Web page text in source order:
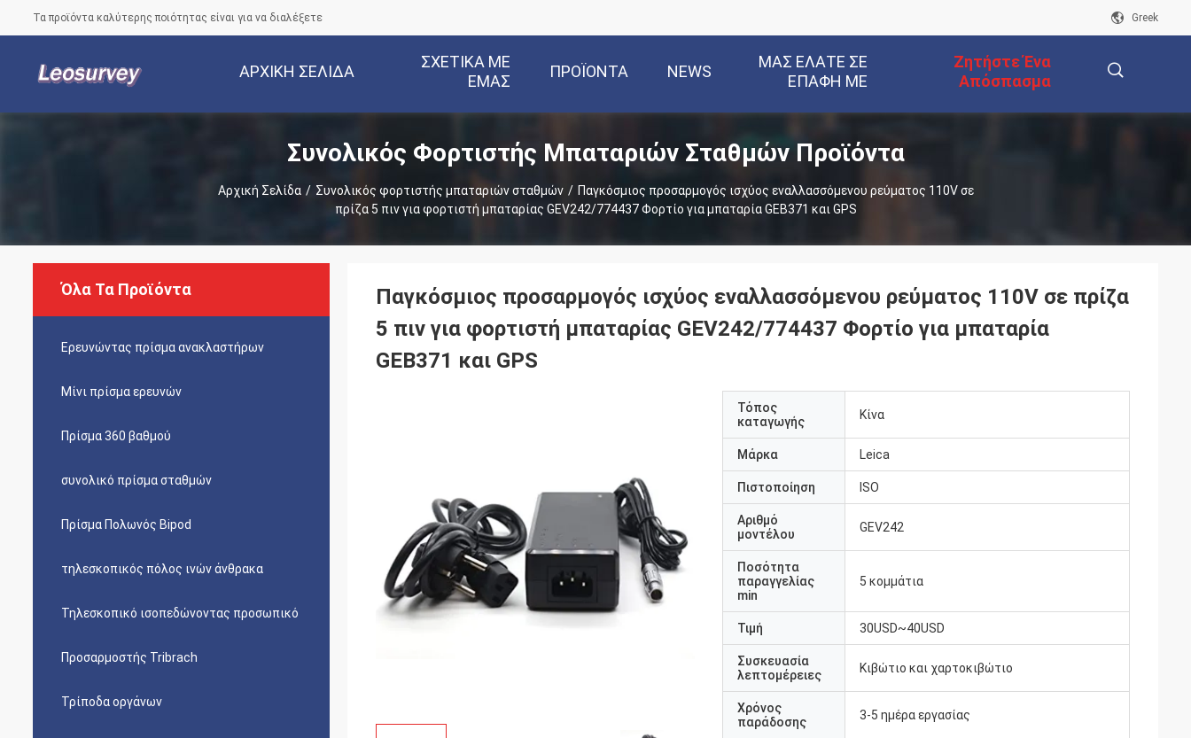
Τα προϊόντα καλύτερης ποιότητας είναι για να διαλέξετε Greek
ΑΡΧΙΚΉ ΣΕΛΊΔΑ
ΣΧΕΤΙΚΆ ΜΕ
ΕΜΆΣ
ΠΡΟΪΌΝΤΑ NEWS
ΜΑΣ ΕΛΆΤΕ ΣΕ
ΕΠΑΦΉ ΜΕ
Ζητήστε Ένα
Απόσπασμα
Συνολικός Φορτιστής Μπαταριών Σταθμών Προϊόντα
Αρχική Σελίδα / Συνολικός φορτιστής μπαταριών σταθμών / Παγκόσμιος προσαρμογός ισχύος εναλλασσόμενου ρεύματος 110V σε
πρίζα 5 πιν για φορτιστή μπαταρίας GEV242/774437 Φορτίο για μπαταρία GEB371 και GPS
Όλα Τα Προϊόντα
Ερευνώντας πρίσμα ανακλαστήρων
Μίνι πρίσμα ερευνών
Πρίσμα 360 βαθμού
συνολικό πρίσμα σταθμών
Πρίσμα Πολωνός Bipod
τηλεσκοπικός πόλος ινών άνθρακα
Τηλεσκοπικό ισοπεδώνοντας προσωπικό
Προσαρμοστής Tribrach
Τρίποδα οργάνων
Παγκόσμιος προσαρμογός ισχύος εναλλασσόμενου ρεύματος 110V σε πρίζα
5 πιν για φορτιστή μπαταρίας GEV242/774437 Φορτίο για μπαταρία
GEB371 και GPS
Τόπος
καταγωγής
Κίνα
Μάρκα Leica
Πιστοποίηση ISO
Αριθμό
μοντέλου
GEV242
Ποσότητα
παραγγελίας
min
5 κομμάτια
Τιμή 30USD~40USD
Συσκευασία
λεπτομέρειες
Κιβώτιο και χαρτοκιβώτιο
Χρόνος
παράδοσης
3-5 ημέρα εργασίας